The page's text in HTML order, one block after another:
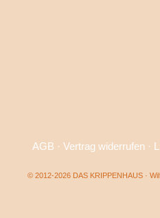
AGB · Vertrag widerrufen·
© 2012-2026 DAS KRIPPENHAUS ·